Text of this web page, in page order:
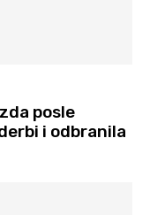
posle
i odbranila